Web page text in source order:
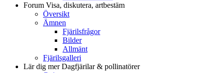
Forum Visa, diskutera, artbestäm
Översikt
Ämnen
Fjärilsfrågor
Bilder
Allmänt
Fjärilsgalleri
Lär dig merDagfjärilar & pollinatörer